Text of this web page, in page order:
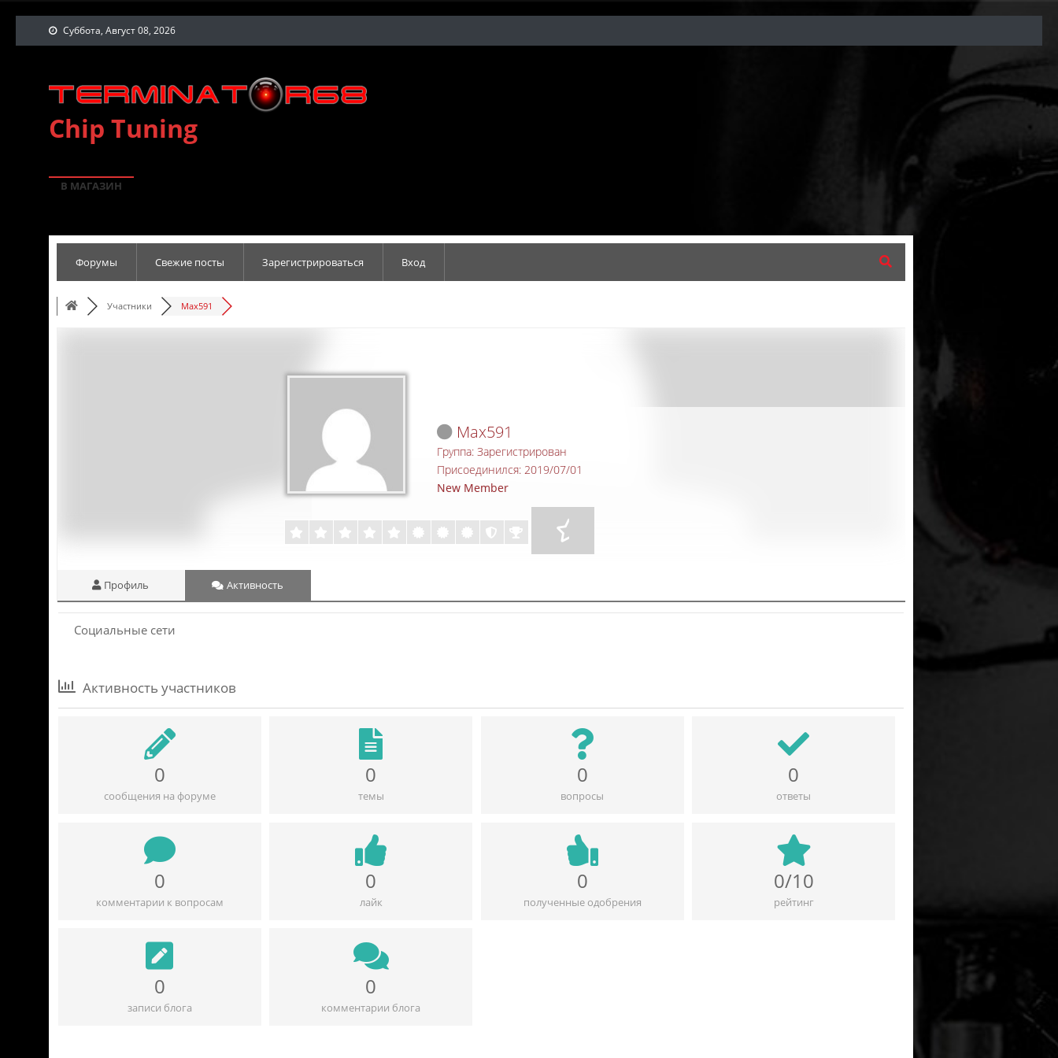
Суббота, Август 08, 2026
Chip Tuning
В МАГАЗИН
Форумы Свежие посты Зарегистрироваться Вход
Участники Max591
Max591
Группа: Зарегистрирован
Присоединился: 2019/07/01
New Member
Профиль Активность
Социальные сети
Активность участников
0
сообщения на форуме
0
темы
0
вопросы
0
ответы
0
комментарии к вопросам
0
лайк
0
полученные одобрения
0/10
рейтинг
0
записи блога
0
комментарии блога